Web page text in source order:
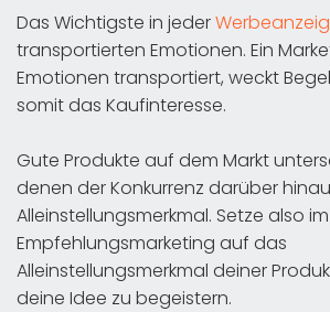
Das Wichtigste in jeder
transportierten Emotionen. Ein
Emotionen transportiert, weckt
somit das Kaufinteresse.
Gute Produkte auf dem Markt
denen der Konkurrenz darüber
Alleinstellungsmerkmal. Setze also im
Empfehlungsmarketing auf das
Alleinstellungsmerkmal deiner
deine Idee zu begeistern.